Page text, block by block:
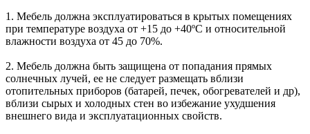
1. Мебель должна эксплуатироваться в крытых помещениях
при температуре воздуха от +15 до +40ºС и относительной
влажности воздуха от 45 до 70%.
2. Мебель должна быть защищена от попадания прямых
солнечных лучей, ее не следует размещать вблизи
отопительных приборов (батарей, печек, обогревателей и др),
вблизи сырых и холодных стен во избежание ухудшения
внешнего вида и эксплуатационных свойств.